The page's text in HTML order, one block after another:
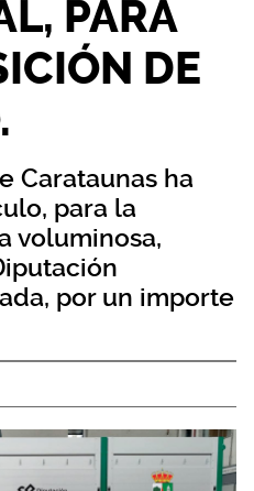
PARA
DE
Carataunas ha
para la
voluminosa,
por un importe